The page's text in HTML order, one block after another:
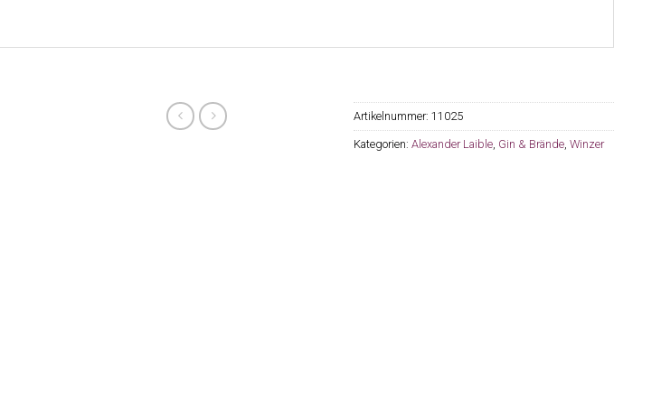
Artikelnummer:11025
Kategorien:Alexander Laible, Gin & Brände,Winzer